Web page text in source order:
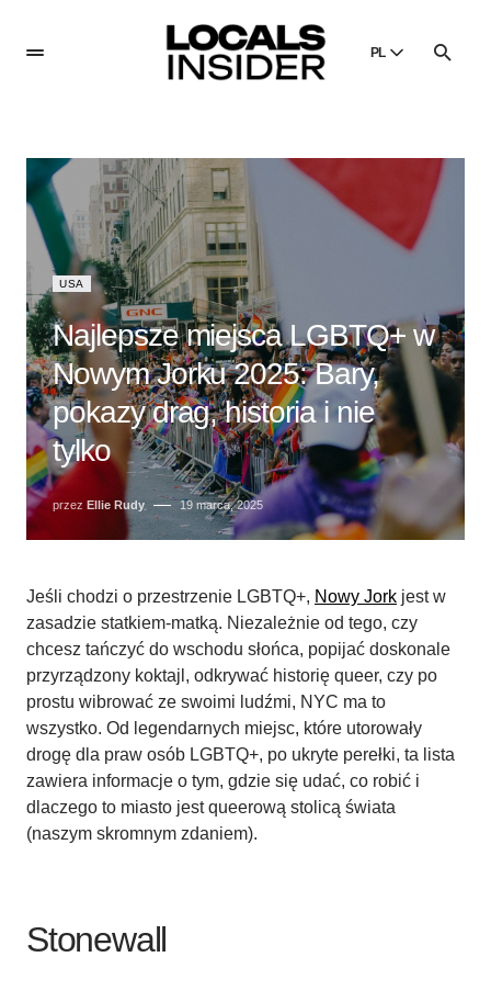
PL
Dansk
Danish
Polski
Poland
Русский
Russian
USA
Najlepsze miejsca LGBTQ+ w
Nowym Jorku 2025: Bary,
pokazy drag, historia i nie
tylko
przez Ellie Rudy 19 marca, 2025
Jeśli chodzi o przestrzenie LGBTQ+, Nowy Jork jest w
zasadzie statkiem-matką. Niezależnie od tego, czy
chcesz tańczyć do wschodu słońca, popijać doskonale
przyrządzony koktajl, odkrywać historię queer, czy po
prostu wibrować ze swoimi ludźmi, NYC ma to
wszystko. Od legendarnych miejsc, które utorowały
drogę dla praw osób LGBTQ+, po ukryte perełki, ta lista
zawiera informacje o tym, gdzie się udać, co robić i
dlaczego to miasto jest queerową stolicą świata
(naszym skromnym zdaniem).
Stonewall